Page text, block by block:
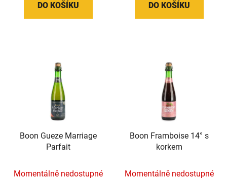
DO KOŠÍKU DO KOŠÍKU
Boon Gueze Marriage
Parfait
Momentálně nedostupné
Boon Framboise 14° s
korkem
Momentálně nedostupné